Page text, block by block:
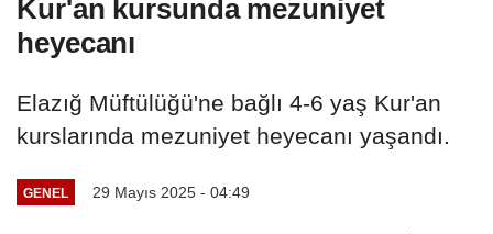
Kur'an kursunda mezuniyet
heyecanı
Elazığ Müftülüğü'ne bağlı 4-6 yaş Kur'an
kurslarında mezuniyet heyecanı yaşandı.
GENEL 29 Mayıs 2025 - 04:49